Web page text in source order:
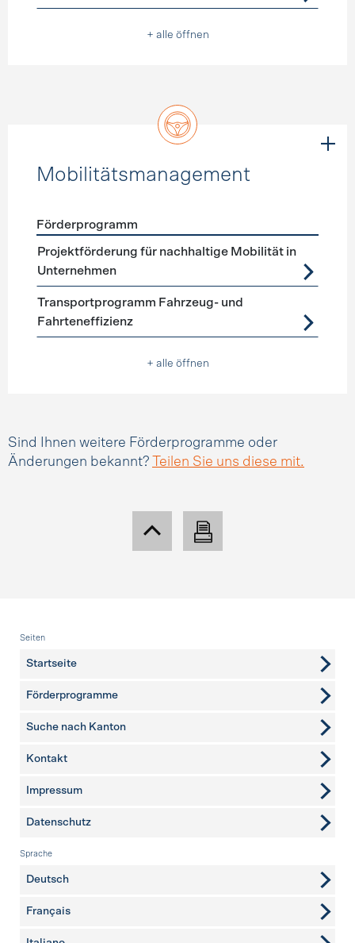
+ alle öffnen
Mobilitätsmanagement
Förderprogramme Mobilitätsmanagement
Förderprogramm
Projektförderung für nachhaltige Mobilität in
Unternehmen
Transportprogramm Fahrzeug- und
Fahrteneffizienz
+ alle öffnen
Sind Ihnen weitere Förderprogramme oder
Änderungen bekannt?
Teilen Sie uns diese mit.
Fusszeile
Seiten
Startseite
Förderprogramme
Suche nach Kanton
weitere Seiten
Kontakt
Impressum
Datenschutz
Sprache
Deutsch
Français